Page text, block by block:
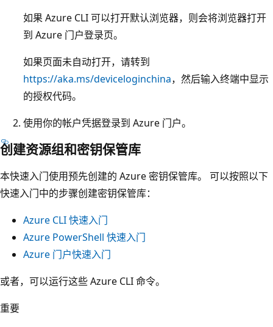
如果 Azure CLI 可以打开默认浏览器，则会将浏览器打开
到 Azure 门户登录页。
如果页面未自动打开，请转到
https://aka.ms/deviceloginchina，然后输入终端中显示
的授权代码。
使用你的帐户凭据登录到 Azure 门户。
创建资源组和密钥保管库
本快速入门使用预先创建的 Azure 密钥保管库。 可以按照以下
快速入门中的步骤创建密钥保管库：
Azure CLI 快速入门
Azure PowerShell 快速入门
Azure 门户快速入门
或者，可以运行这些 Azure CLI 命令。
重要